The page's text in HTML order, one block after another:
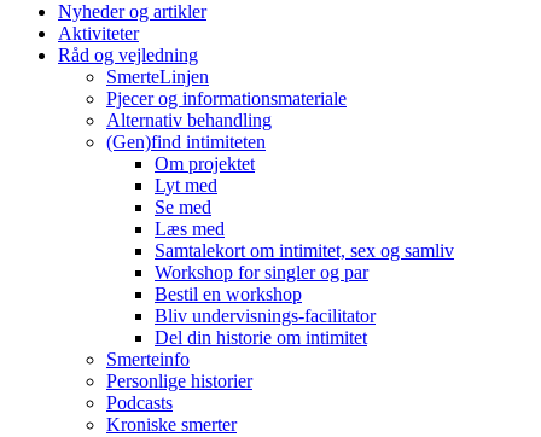
Nyheder og artikler
Aktiviteter
Råd og vejledning
SmerteLinjen
Pjecer og informationsmateriale
Alternativ behandling
(Gen)find intimiteten
Om projektet
Lyt med
Se med
Læs med
Samtalekort om intimitet, sex og samliv
Workshop for singler og par
Bestil en workshop
Bliv undervisnings-facilitator
Del din historie om intimitet
Smerteinfo
Personlige historier
Podcasts
Kroniske smerter